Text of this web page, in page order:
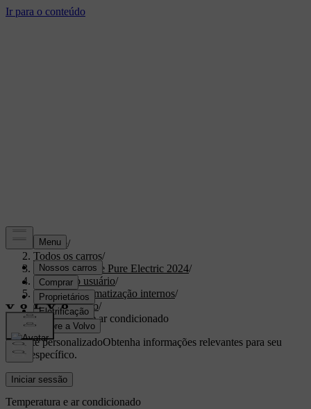
Suporte/
Todos os carros/
XC40 Recharge Pure Electric 2024/
Manual do usuário/
Conforto e climatização internos/
Climatização/
Temperatura e ar condicionado
Suporte personalizadoObtenha informações relevantes para seu
carro específico.
Iniciar sessão
Temperatura e ar condicionado